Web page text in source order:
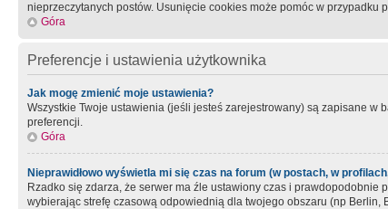
nieprzeczytanych postów. Usunięcie cookies może pomóc w
Góra
Preferencje i ustawienia użytkownika
Jak mogę zmienić moje ustawienia?
Wszystkie Twoje ustawienia (jeśli jesteś zarejestrowany) są zapisane w
preferencji.
Góra
Nieprawidłowo wyświetla mi się czas na forum (w postach, w
Rzadko się zdarza, że serwer ma źle ustawiony czas i
wybierając strefę czasową odpowiednią dla twojego obszaru (np